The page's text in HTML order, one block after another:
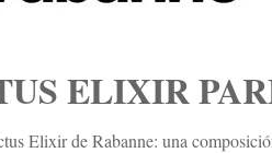
ELIXIR
Elixir de Rabanne: una